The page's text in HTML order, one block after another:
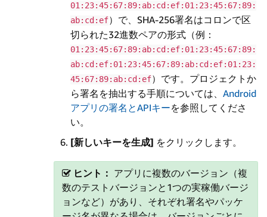
01:23:45:67:89:ab:cd:ef:01:23:45:67:89:
ab:cd:ef）で、SHA-256署名はコロンで区
切られた32進数ペアの形式（例：
01:23:45:67:89:ab:cd:ef:01:23:45:67:89:
ab:cd:ef:01:23:45:67:89:ab:cd:ef:01:23:
45:67:89:ab:cd:ef）です。プロジェクトか
ら署名を抽出する手順については、 Android
アプリの署名とAPIキーを参照してくださ
い。
[新しいキーを生成] をクリックします。
ヒント： アプリに複数のバージョン（複
数のテストバージョンと1つの実稼働バージ
ョンなど）があり、それぞれ署名やパッケ